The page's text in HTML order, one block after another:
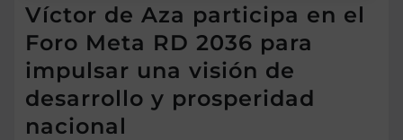
Víctor de Aza participa en el
Foro Meta RD 2036 para
impulsar una visión de
desarrollo y prosperidad
nacional